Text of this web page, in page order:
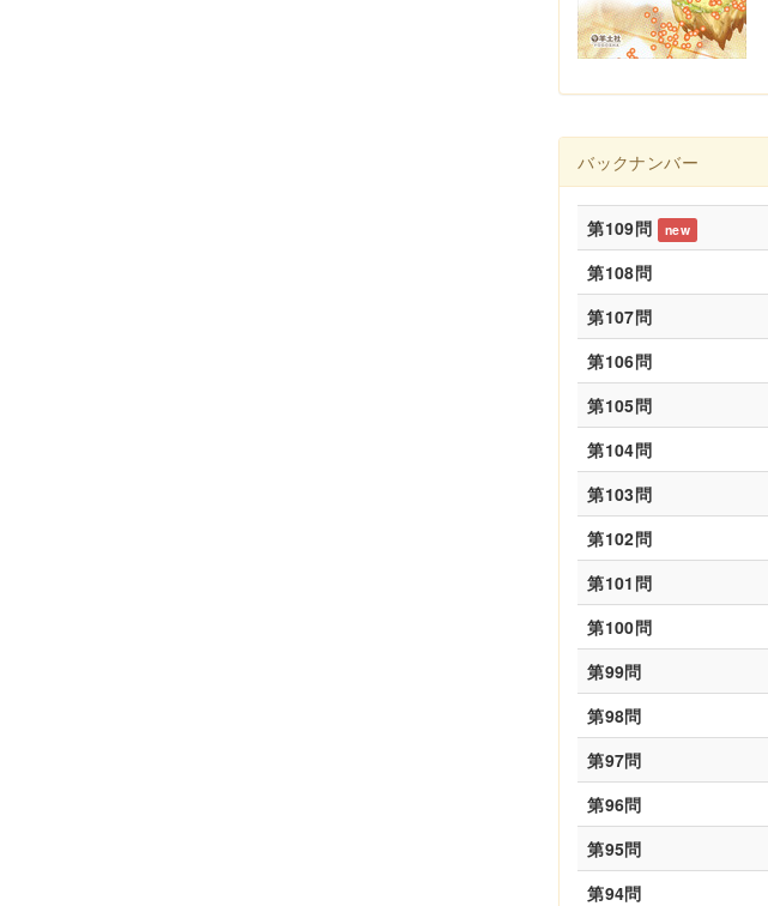
バックナンバー
第109問 new
第108問
第107問
第106問
第105問
第104問
第103問
第102問
第101問
第100問
第99問
第98問
第97問
第96問
第95問
第94問